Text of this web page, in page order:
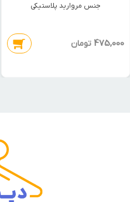
جنس مروارید پلاستیکی
475,000 تومان